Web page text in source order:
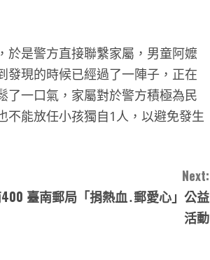
於是警方直接聯繫家屬，男童阿嬤
發現的時候已經過了一陣子，正在
了一口氣，家屬對於警方積極為民
不能放任小孩獨自1人，以避免發生
Next:
臺南郵局「捐熱血․郵愛心」公益
活動